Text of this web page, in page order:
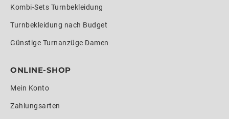
Kombi-Sets Turnbekleidung
Turnbekleidung nach Budget
Günstige Turnanzüge Damen
ONLINE-SHOP
Mein Konto
Zahlungsarten